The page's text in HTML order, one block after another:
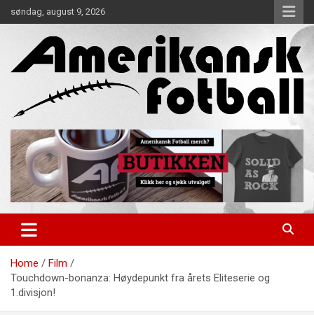
to
søndag, august 9, 2026
Amerikansk Fotball
Home
Film
Touchdown-bonanza: Høydepunkt fra årets Eliteserie og
1.divisjon!